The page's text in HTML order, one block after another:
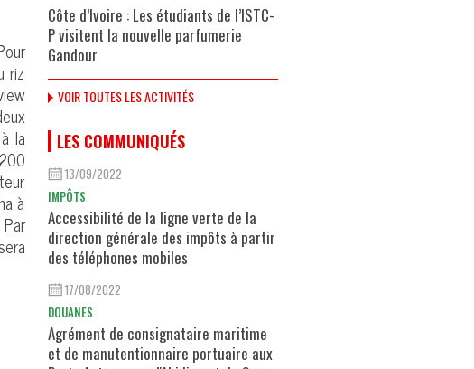
riz
la
à
Côte d’Ivoire : Les étudiants de l’ISTC-
P visitent la nouvelle parfumerie
Gandour
VOIR TOUTES LES ACTIVITÉS
LES COMMUNIQUÉS
13/09/2022
IMPÔTS
Accessibilité de la ligne verte de la
direction générale des impôts à partir
des téléphones mobiles
17/08/2022
DOUANES
Agrément de consignataire maritime
et de manutentionnaire portuaire aux